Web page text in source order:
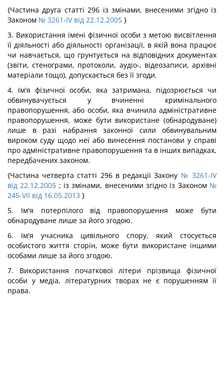
{Частина друга статті 296 із змінами, внесеними згідно із
Законом № 3261-IV від 22.12.2005 }
3. Використання імені фізичної особи з метою висвітлення
її діяльності або діяльності організації, в якій вона працює
чи навчається, що грунтується на відповідних документах
(звіти, стенограми, протоколи, аудіо-, відеозаписи, архівні
матеріали тощо), допускається без її згоди.
4. Ім'я фізичної особи, яка затримана, підозрюється чи
обвинувачується у вчиненні кримінального
правопорушення, або особи, яка вчинила адміністративне
правопорушення, може бути використане (обнародуване)
лише в разі набрання законної сили обвинувальним
вироком суду щодо неї або винесення постанови у справі
про адміністративне правопорушення та в інших випадках,
передбачених законом.
{Частина четверта статті 296 в редакції Закону № 3261-IV
від 22.12.2005 ; із змінами, внесеними згідно із Законом №
245-VII від 16.05.2013 }
5. Ім'я потерпілого від правопорушення може бути
обнародуване лише за його згодою.
6. Ім'я учасника цивільного спору, який стосується
особистого життя сторін, може бути використане іншими
особами лише за його згодою.
7. Використання початкової літери прізвища фізичної
особи у медіа, літературних творах не є порушенням її
права.